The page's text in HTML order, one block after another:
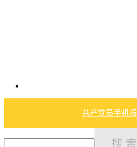
共产党员手机报